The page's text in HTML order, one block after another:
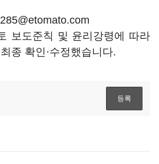
보도준칙 및 윤리강령에 따라
종 확인·수정했습니다.